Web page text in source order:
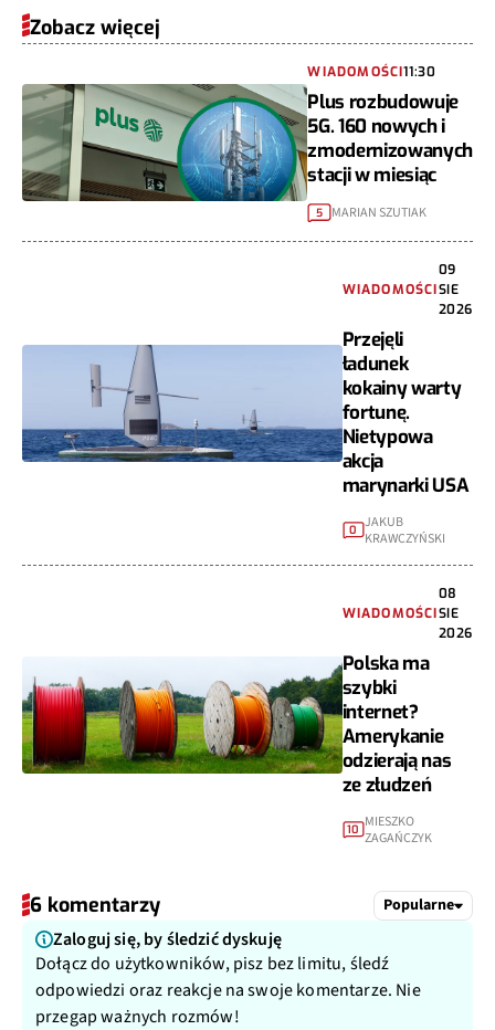
Zobacz więcej
WIADOMOŚCI11:30
Plus rozbudowuje
5G. 160 nowych i
zmodernizowanych
stacji w miesiąc
5 MARIAN SZUTIAK
WIADOMOŚCI
09
SIE
2026
Przejęli
ładunek
kokainy warty
fortunę.
Nietypowa
akcja
marynarki USA
0 JAKUB
KRAWCZYŃSKI
WIADOMOŚCI
08
SIE
2026
Polska ma
szybki
internet?
Amerykanie
odzierają nas
ze złudzeń
10 MIESZKO
ZAGAŃCZYK
6 komentarzy Popularne
Zaloguj się, by śledzić dyskuję
Dołącz do użytkowników, pisz bez limitu, śledź
odpowiedzi oraz reakcje na swoje komentarze. Nie
przegap ważnych rozmów!